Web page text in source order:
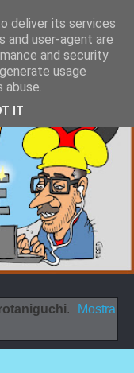
.
Mostra
deliver its services
and user-agent are
and security
usage
IT